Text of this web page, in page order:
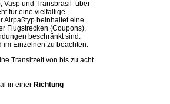
und Transbrasil  über
für eine vielfältige
Airpaßtyp beinhaltet eine
Flugstrecken (Coupons),
beschränkt sind.
im Einzelnen zu beachten:
Transitzeit von bis zu acht
in einer Richtung